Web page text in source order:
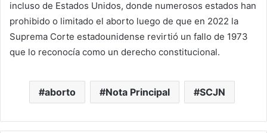
incluso de Estados Unidos, donde numerosos estados han
prohibido o limitado el aborto luego de que en 2022 la
Suprema Corte estadounidense revirtió un fallo de 1973
que lo reconocía como un derecho constitucional.
aborto Nota Principal SCJN